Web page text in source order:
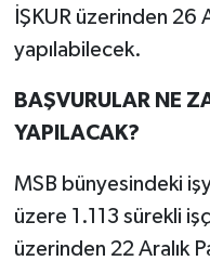
İŞKUR üzerinden 26
yapılabilecek.
BAŞVURULAR NE
YAPILACAK?
MSB bünyesindeki
üzere 1.113 sürekli
üzerinden 22 Aralık